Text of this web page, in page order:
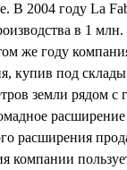
В 2004 году La
в 1
же году
купив под
земли рядом с
расширения
компании